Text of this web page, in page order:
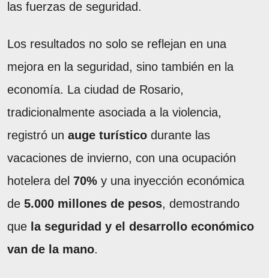
las fuerzas de seguridad.
Los resultados no solo se reflejan en una
mejora en la seguridad, sino también en la
economía. La ciudad de Rosario,
tradicionalmente asociada a la violencia,
registró un auge turístico durante las
vacaciones de invierno, con una ocupación
hotelera del 70% y una inyección económica
de 5.000 millones de pesos, demostrando
que la seguridad y el desarrollo económico
van de la mano.